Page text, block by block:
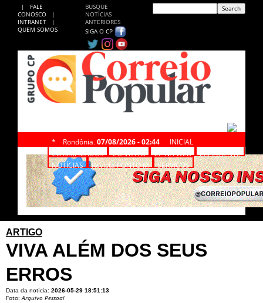
|
FALE
CONOSCO
|
INTRANET
|
QUEM SOMOS
BUSQUE
NOTÍCIAS
ANTERIORES
SIGA O CP
* Rondônia, 07/08/2026 - 02:44
INICIAL
CLASSIFICADOS
CONTATO CP NA WEB
EXPEDIENTE
NOTÍCIAS
Revista PONTO M SERVIÇOS
ARTIGO
VIVA ALÉM DOS SEUS
ERROS
Data da notícia: 2026-05-29 18:51:13
Foto:Arquivo Pessoal